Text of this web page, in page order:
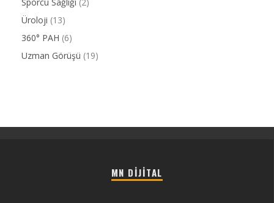
Üroloji (13)
360° PAH (6)
Uzman Görüşü (19)
MN DIJITAL